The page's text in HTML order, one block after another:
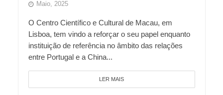
Maio, 2025
O Centro Científico e Cultural de Macau, em
Lisboa, tem vindo a reforçar o seu papel enquanto
instituição de referência no âmbito das relações
entre Portugal e a China...
LER MAIS